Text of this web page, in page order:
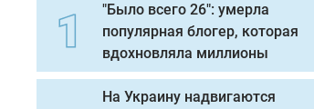
"Было всего 26": умерла
популярная блогер, которая
вдохновляла миллионы
На Украину надвигаются